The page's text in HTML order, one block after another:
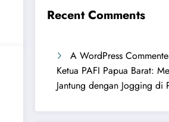
Recent Comments
A WordPress
Ketua PAFI Papua Barat:
Jantung dengan Jogging di